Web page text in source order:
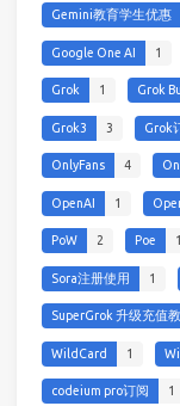
Gemini教育学生优惠
Google One AI 1
Grok 1 Grok
Grok3 3 Grok
OnlyFans 4
OpenAI 1
PoW 2 Poe 1
Sora注册使用 1
SuperGrok 升级充值
WildCard 1
codeium pro订阅 1